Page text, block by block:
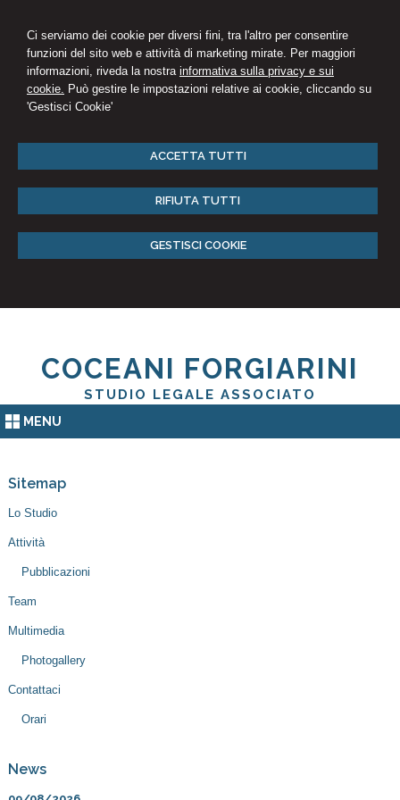
Ci serviamo dei cookie per diversi fini, tra l'altro per consentire
funzioni del sito web e attività di marketing mirate. Per maggiori
informazioni, riveda la nostra informativa sulla privacy e sui
cookie. Può gestire le impostazioni relative ai cookie, cliccando su
'Gestisci Cookie'
ACCETTA TUTTI
RIFIUTA TUTTI
GESTISCI COOKIE
COCEANI FORGIARINI
STUDIO LEGALE ASSOCIATO
MENU
Sitemap
Lo Studio
Attività
Pubblicazioni
Team
Multimedia
Photogallery
Contattaci
Orari
News